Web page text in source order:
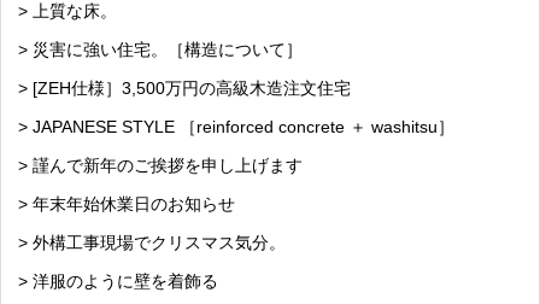
> 上質な床。
> 災害に強い住宅。［構造について］
> [ZEH仕様］3,500万円の高級木造注文住宅
> JAPANESE STYLE ［reinforced concrete ＋ washitsu］
> 謹んで新年のご挨拶を申し上げます
> 年末年始休業日のお知らせ
> 外構工事現場でクリスマス気分。
> 洋服のように壁を着飾る